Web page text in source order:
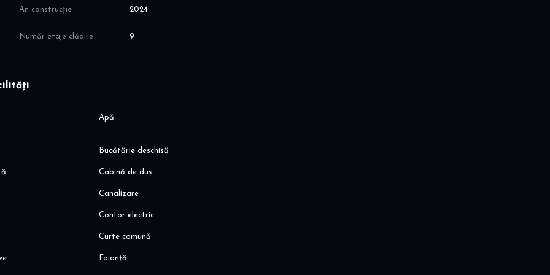
Otis (2 pe fiecare tronson)
ascuns si inchidere magnetica)
fiind unice in zona:
de 1,5 km
An construcție 2024
Număr etaje clădire 9
Apă
Bucătărie deschisă
Cabină de duș
Canalizare
Contor electric
Curte comună
Faianță